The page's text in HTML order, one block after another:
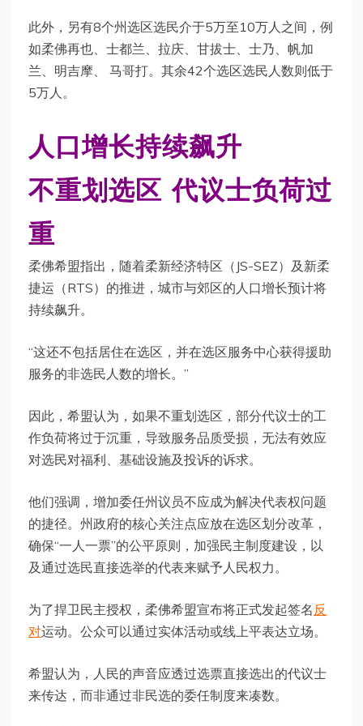
此外，另有8个州选区选民介于5万至10万人之间，例
如柔佛再也、士都兰、拉庆、甘拔士、士乃、帆加
兰、明吉摩、 马哥打。其余42个选区选民人数则低于
5万人。
人口增长持续飙升
不重划选区 代议士负荷过
重
柔佛希盟指出，随着柔新经济特区（JS-SEZ）及新柔
捷运（RTS）的推进，城市与郊区的人口增长预计将
持续飙升。
“这还不包括居住在选区，并在选区服务中心获得援助
服务的非选民人数的增长。”
因此，希盟认为，如果不重划选区，部分代议士的工
作负荷将过于沉重，导致服务品质受损，无法有效应
对选民对福利、基础设施及投诉的诉求。
他们强调，增加委任州议员不应成为解决代表权问题
的捷径。州政府的核心关注点应放在选区划分改革，
确保“一人一票”的公平原则，加强民主制度建设，以
及通过选民直接选举的代表来赋予人民权力。
为了捍卫民主授权，柔佛希盟宣布将正式发起签名反
对运动。公众可以通过实体活动或线上平表达立场。
希盟认为，人民的声音应透过选票直接选出的代议士
来传达，而非通过非民选的委任制度来凑数。